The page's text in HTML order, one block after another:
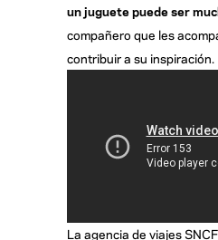
un juguete puede ser
compañero que les
contribuir a su inspiración.
La agencia de viajes